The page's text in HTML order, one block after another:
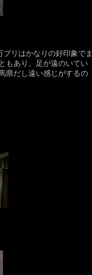
リはかなりの好印象でま
もあり、足が遠のいてい
県だし遠い感じがするの